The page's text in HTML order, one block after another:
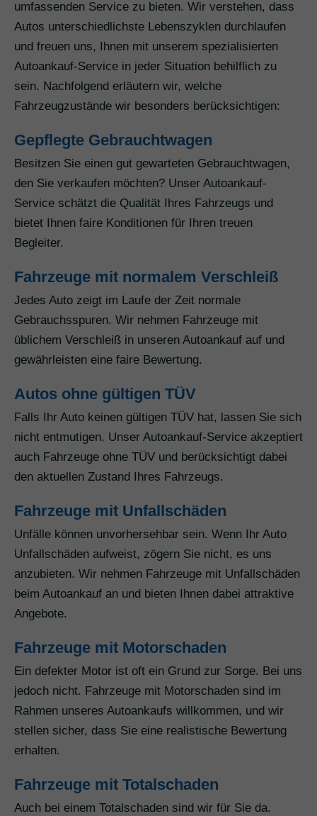
umfassenden Service zu bieten. Wir verstehen, dass
Autos unterschiedlichste Lebenszyklen durchlaufen
und freuen uns, Ihnen mit unserem spezialisierten
Autoankauf-Service in jeder Situation behilflich zu
sein. Nachfolgend erläutern wir, welche
Fahrzeugzustände wir besonders berücksichtigen:
Gepflegte Gebrauchtwagen
Besitzen Sie einen gut gewarteten Gebrauchtwagen,
den Sie verkaufen möchten? Unser Autoankauf-
Service schätzt die Qualität Ihres Fahrzeugs und
bietet Ihnen faire Konditionen für Ihren treuen
Begleiter.
Fahrzeuge mit normalem Verschleiß
Jedes Auto zeigt im Laufe der Zeit normale
Gebrauchsspuren. Wir nehmen Fahrzeuge mit
üblichem Verschleiß in unseren Autoankauf auf und
gewährleisten eine faire Bewertung.
Autos ohne gültigen TÜV
Falls Ihr Auto keinen gültigen TÜV hat, lassen Sie sich
nicht entmutigen. Unser Autoankauf-Service akzeptiert
auch Fahrzeuge ohne TÜV und berücksichtigt dabei
den aktuellen Zustand Ihres Fahrzeugs.
Fahrzeuge mit Unfallschäden
Unfälle können unvorhersehbar sein. Wenn Ihr Auto
Unfallschäden aufweist, zögern Sie nicht, es uns
anzubieten. Wir nehmen Fahrzeuge mit Unfallschäden
beim Autoankauf an und bieten Ihnen dabei attraktive
Angebote.
Fahrzeuge mit Motorschaden
Ein defekter Motor ist oft ein Grund zur Sorge. Bei uns
jedoch nicht. Fahrzeuge mit Motorschaden sind im
Rahmen unseres Autoankaufs willkommen, und wir
stellen sicher, dass Sie eine realistische Bewertung
erhalten.
Fahrzeuge mit Totalschaden
Auch bei einem Totalschaden sind wir für Sie da.